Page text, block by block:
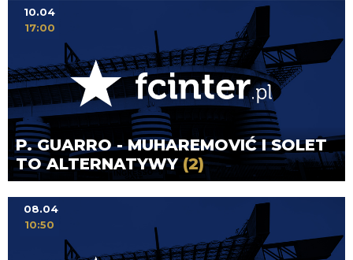
P. GUARRO - MUHAREMOVIĆ I SOLET
TO ALTERNATYWY (2)
10.04
17:00
08.04
10:50